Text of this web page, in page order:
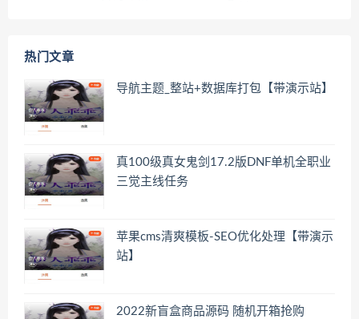
热门文章
导航主题_整站+数据库打包【带演示站】
真100级真女鬼剑17.2版DNF单机全职业
三觉主线任务
苹果cms清爽模板-SEO优化处理【带演示
站】
2022新盲盒商品源码 随机开箱抢购